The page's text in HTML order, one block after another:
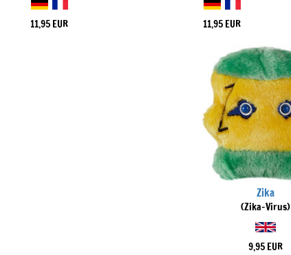
11,95 EUR 11,95 EUR
Zika
(Zika-Virus)
9,95 EUR